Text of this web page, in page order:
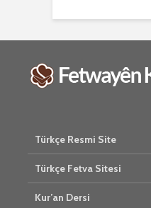
Türkçe Resmi Site
Türkçe Fetva Sitesi
Kur’an Dersi